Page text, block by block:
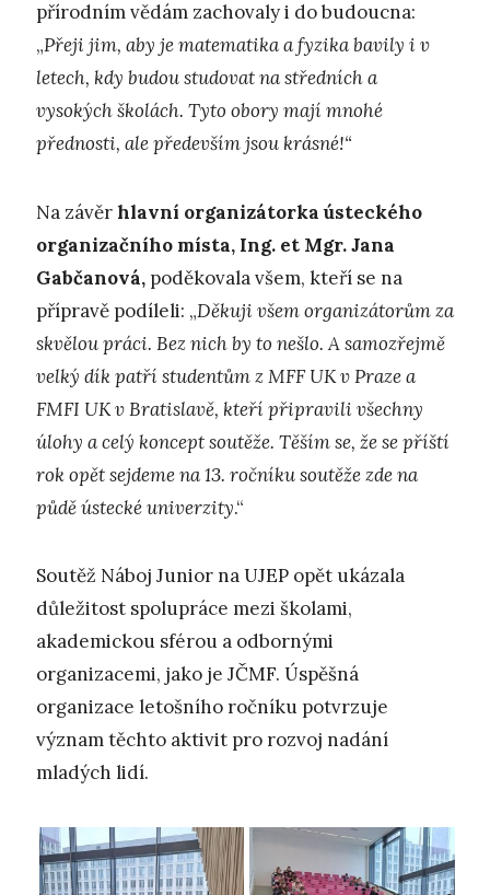
přírodním vědám zachovaly i do budoucna:
„Přeji jim, aby je matematika a fyzika bavily i v
letech, kdy budou studovat na středních a
vysokých školách. Tyto obory mají mnohé
přednosti, ale především jsou krásné!“
Na závěrhlavní organizátorka ústeckého
organizačního místa, Ing. et Mgr. Jana
Gabčanová, poděkovala všem, kteří se na
přípravě podíleli: „Děkuji všem organizátorům za
skvělou práci. Bez nich by to nešlo. A samozřejmě
velký dík patří studentům z MFF UK v Praze a
FMFI UK v Bratislavě, kteří připravili všechny
úlohy a celý koncept soutěže. Těším se, že se příští
rok opět sejdeme na 13. ročníku soutěže zde na
půdě ústecké univerzity.“
Soutěž Náboj Junior na UJEP opět ukázala
důležitost spolupráce mezi školami,
akademickou sférou a odbornými
organizacemi, jako je JČMF. Úspěšná
organizace letošního ročníku potvrzuje
význam těchto aktivit pro rozvoj nadání
mladých lidí.